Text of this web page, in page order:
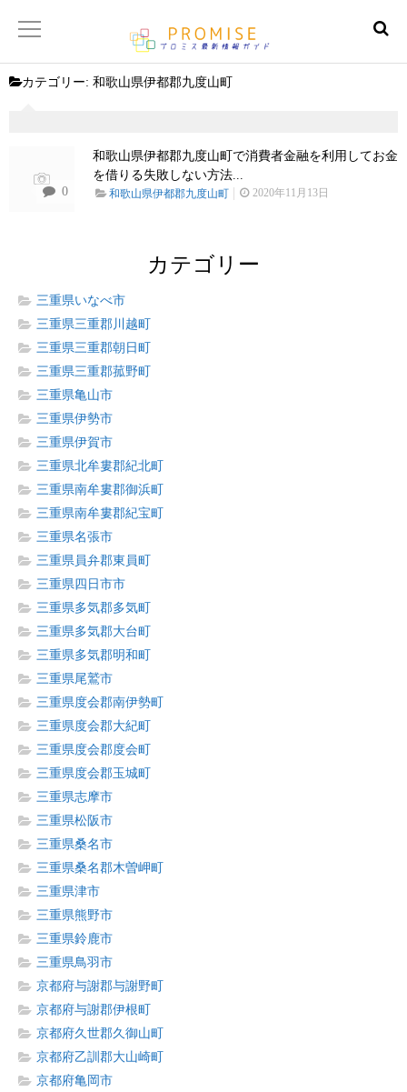
【サイトマップ】
カテゴリー: 和歌山県伊都郡九度山町
0
和歌山県伊都郡九度山町で消費者金融を利用してお金
を借りる失敗しない方法...
和歌山県伊都郡九度山町 2020年11月13日
カテゴリー
三重県いなべ市
三重県三重郡川越町
三重県三重郡朝日町
三重県三重郡菰野町
三重県亀山市
三重県伊勢市
三重県伊賀市
三重県北牟婁郡紀北町
三重県南牟婁郡御浜町
三重県南牟婁郡紀宝町
三重県名張市
三重県員弁郡東員町
三重県四日市市
三重県多気郡多気町
三重県多気郡大台町
三重県多気郡明和町
三重県尾鷲市
三重県度会郡南伊勢町
三重県度会郡大紀町
三重県度会郡度会町
三重県度会郡玉城町
三重県志摩市
三重県松阪市
三重県桑名市
三重県桑名郡木曽岬町
三重県津市
三重県熊野市
三重県鈴鹿市
三重県鳥羽市
京都府与謝郡与謝野町
京都府与謝郡伊根町
京都府久世郡久御山町
京都府乙訓郡大山崎町
京都府亀岡市